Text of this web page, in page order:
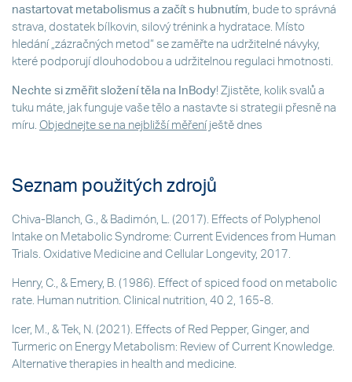
nastartovat metabolismus a začít s hubnutím , bude to správná
strava, dostatek bílkovin, silový trénink a hydratace. Místo
hledání „zázračných metod“ se zaměřte na udržitelné návyky,
které podporují dlouhodobou a udržitelnou regulaci hmotnosti.
Nechte si změřit složení těla na InBody! Zjistěte, kolik svalů a
tuku máte, jak funguje vaše tělo a nastavte si strategii přesně na
míru. Objednejte se na nejbližší měřeníještě dnes
Seznam použitých zdrojů
Chiva-Blanch, G., & Badimón, L. (2017). Effects of Polyphenol
Intake on Metabolic Syndrome: Current Evidences from Human
Trials. Oxidative Medicine and Cellular Longevity, 2017.
Henry, C., & Emery, B. (1986). Effect of spiced food on metabolic
rate. Human nutrition. Clinical nutrition, 40 2, 165-8.
Icer, M., & Tek, N. (2021). Effects of Red Pepper, Ginger, and
Turmeric on Energy Metabolism: Review of Current Knowledge.
Alternative therapies in health and medicine.